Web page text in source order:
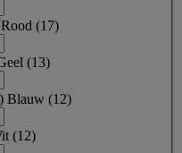
Rood (17)
(13)
) Blauw (12)
(12)